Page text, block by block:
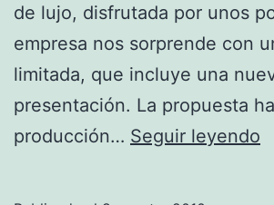
de lujo, disfrutada por unos
empresa nos sorprende con
limitada, que incluye una
presentación. La propuesta
producción… Seguir leyendo